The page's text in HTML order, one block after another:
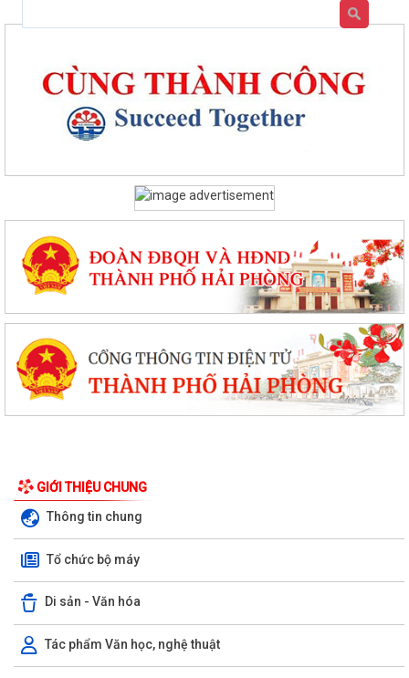
GIỚI THIỆU CHUNG
Thông tin chung
Tổ chức bộ máy
Di sản - Văn hóa
Tác phẩm Văn học, nghệ thuật